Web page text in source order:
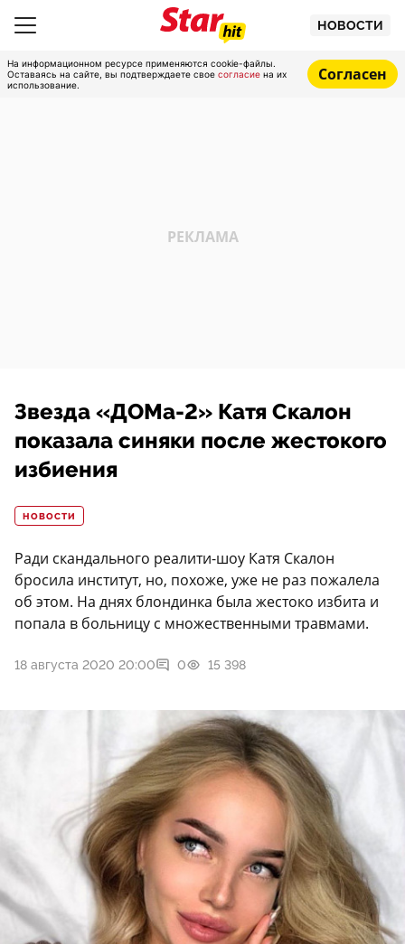
НОВОСТИ
На информационном ресурсе применяются cookie-файлы.
Оставаясь на сайте, вы подтверждаете свое согласие на их
использование.
Согласен
Звезда «ДОМа-2» Катя Скалон
показала синяки после жестокого
избиения
НОВОСТИ
Ради скандального реалити-шоу Катя Скалон
бросила институт, но, похоже, уже не раз пожалела
об этом. На днях блондинка была жестоко избита и
попала в больницу с множественными травмами.
18 августа 2020 20:00 0 15 398